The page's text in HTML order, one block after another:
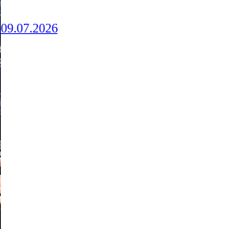
09.07.2026